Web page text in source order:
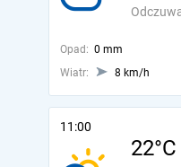
Opad: 0 mm
Wiatr:
8 km/h
11:00
22°C